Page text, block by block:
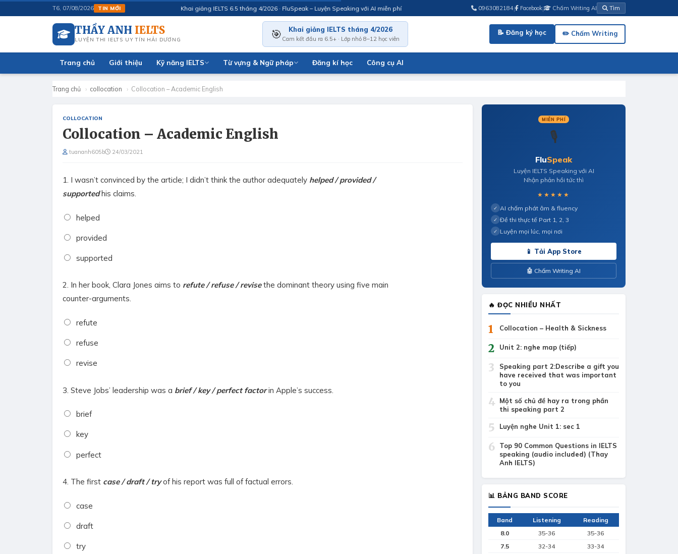
T6, 07/08/2026 TIN MỚI Khai giảng IELTS 6.5 tháng 4/2026 · FluSpeak – Luyện Speaking với AI miễn phí 0963082184| Facebook| Chấm Writing AI Tìm
THẦY ANH IELTS
LUYỆN THI IELTS UY TÍN HẢI DƯƠNG 🎯 Khai giảng IELTS tháng 4/2026
Cam kết đầu ra 6.5+ · Lớp nhỏ 8–12 học viên
📝 Đăng ký học ✏️ Chấm Writing
Trang chủ Giới thiệu Kỹ năng IELTS Từ vựng & Ngữ pháp Đăng kí học Công cụ AI
Trang chủ › collocation › Collocation – Academic English
COLLOCATION
Collocation – Academic English
tuananh605b 24/03/2021
1. I wasn’t convinced by the article; I didn’t think the author adequately helped / provided /
supportedhis claims.
helped
provided
supported
2. In her book, Clara Jones aims to refute / refuse / revise the dominant theory using five main
counter-arguments.
refute
refuse
revise
3. Steve Jobs’ leadership was a brief / key / perfectfactorin Apple’s success.
brief
key
perfect
4. The first case / draft / tryof his report was full of factual errors.
case
draft
try
MIỄN PHÍ
🎙️
FluSpeak
Luyện IELTS Speaking với AI
Nhận phản hồi tức thì
★★★★★
✓ AI chấm phát âm & fluency
✓ Đề thi thực tế Part 1, 2, 3
✓ Luyện mọi lúc, mọi nơi
📱 Tải App Store
🤖 Chấm Writing AI
🔥 ĐỌC NHIỀU NHẤT
1 Collocation – Health & Sickness
2 Unit 2: nghe map (tiếp)
3
Speaking part 2:Describe a gift you
have received that was important
to you
4
Một số chủ đề hay ra trong phần
thi speaking part 2
5 Luyện nghe Unit 1: sec 1
6
Top 90 Common Questions in IELTS
speaking (audio included) (Thay
Anh IELTS)
📊 BẢNG BAND SCORE
Band Listening
Reading
8.0
35-36
35-36
7.5
32-34
33-34